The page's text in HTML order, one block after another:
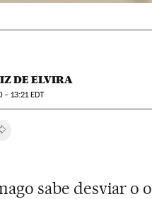
DE ELVIRA
- 13:21EDT
en Facebook
en Twitter
Desplegar Redes Sociales
sabe desviar o